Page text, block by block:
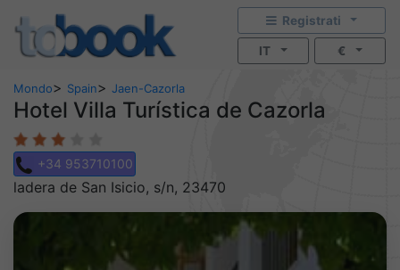
Registrati
IT €
Mondo> Spain> Jaen-Cazorla
Hotel Villa Turística de Cazorla
+34 953710100
ladera de San Isicio, s/n, 23470